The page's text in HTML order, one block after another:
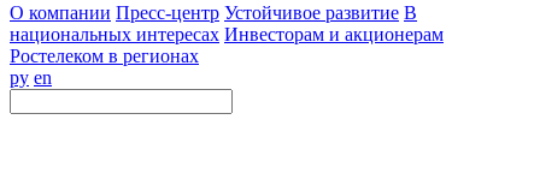
О компании Пресс-центр Устойчивое развитие В
национальных интересах Инвесторам и акционерам
Ростелеком в регионах
ру en